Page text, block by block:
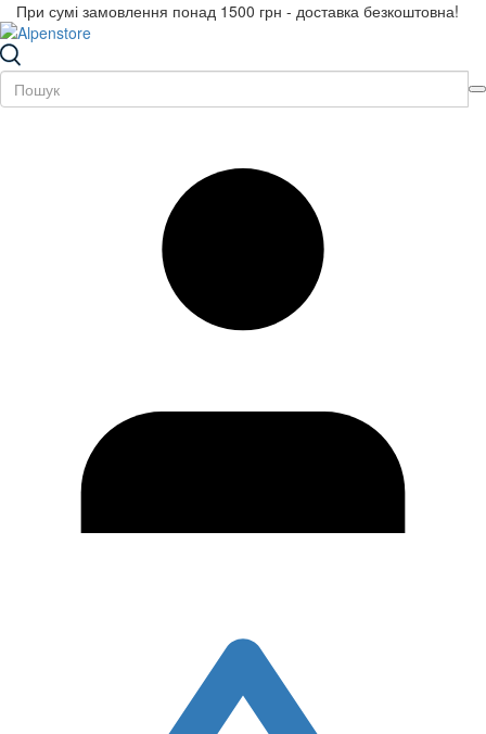
При сумі замовлення понад 1500 грн - доставка безкоштовна!